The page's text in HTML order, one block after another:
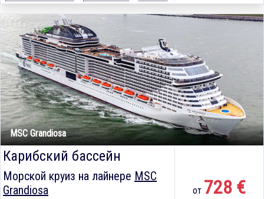
MSC Grandiosa
Карибский бассейн
Морской круиз на лайнере MSC
Grandiosa
от 728 €